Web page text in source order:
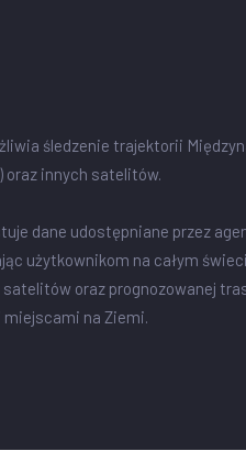
śledzenie trajektorii
oraz innych satelitów.
dane udostępniane przez
użytkownikom na całym
satelitów oraz prognozowanej
na Ziemi.